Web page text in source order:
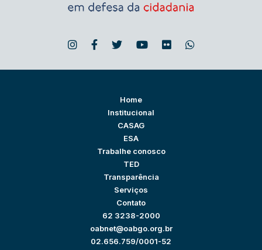
Home
Institucional
CASAG
ESA
Trabalhe conosco
TED
Transparência
Serviços
Contato
62 3238-2000
oabnet@oabgo.org.br
02.656.759/0001-52